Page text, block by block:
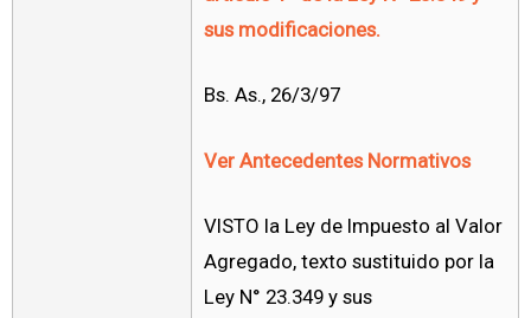
sus modificaciones.
Bs. As., 26/3/97
Ver Antecedentes Normativos
VISTO la Ley de Impuesto al Valor
Agregado, texto sustituido por la
Ley N° 23.349 y sus